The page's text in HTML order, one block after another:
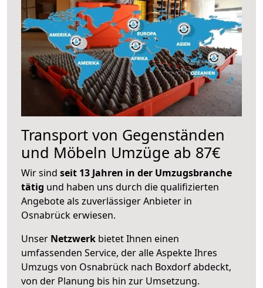
Transport von Gegenständen
und Möbeln Umzüge ab 87€
Wir sind seit 13 Jahren in der Umzugsbranche
tätig und haben uns durch die qualifizierten
Angebote als zuverlässiger Anbieter in
Osnabrück erwiesen.
Unser Netzwerk bietet Ihnen einen
umfassenden Service, der alle Aspekte Ihres
Umzugs von Osnabrück nach Boxdorf abdeckt,
von der Planung bis hin zur Umsetzung.